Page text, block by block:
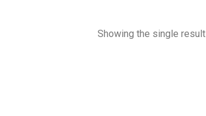
Showing the single result